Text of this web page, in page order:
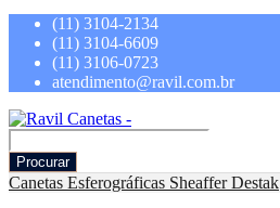
(11) 3104-2134
(11) 3104-6609
(11) 3106-0723
atendimento@ravil.com.br
Procurar
Canetas Esferográficas Sheaffer Destak